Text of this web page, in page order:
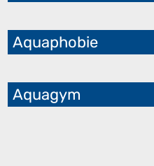
Aquaphobie
Aquagym